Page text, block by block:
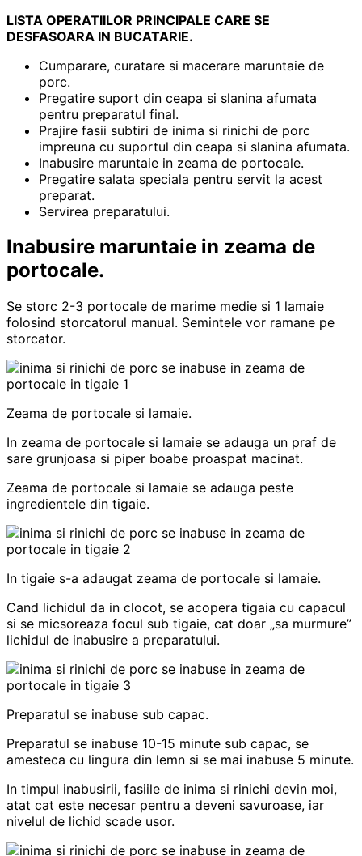
LISTA OPERATIILOR PRINCIPALE CARE SE
DESFASOARA IN BUCATARIE.
Cumparare, curatare si macerare maruntaie de
porc.
Pregatire suport din ceapa si slanina afumata
pentru preparatul final.
Prajire fasii subtiri de inima si rinichi de porc
impreuna cu suportul din ceapa si slanina afumata.
Inabusire maruntaie in zeama de portocale.
Pregatire salata speciala pentru servit la acest
preparat.
Servirea preparatului.
Inabusire maruntaie in zeama de
portocale.
Se storc 2-3 portocale de marime medie si 1 lamaie
folosind storcatorul manual. Semintele vor ramane pe
storcator.
Zeama de portocale si lamaie.
In zeama de portocale si lamaie se adauga un praf de
sare grunjoasa si piper boabe proaspat macinat.
Zeama de portocale si lamaie se adauga peste
ingredientele din tigaie.
In tigaie s-a adaugat zeama de portocale si lamaie.
Cand lichidul da in clocot, se acopera tigaia cu capacul
si se micsoreaza focul sub tigaie, cat doar „sa murmure”
lichidul de inabusire a preparatului.
Preparatul se inabuse sub capac.
Preparatul se inabuse 10-15 minute sub capac, se
amesteca cu lingura din lemn si se mai inabuse 5 minute.
In timpul inabusirii, fasiile de inima si rinichi devin moi,
atat cat este necesar pentru a deveni savuroase, iar
nivelul de lichid scade usor.